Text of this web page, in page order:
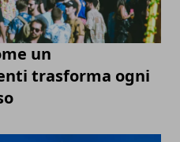
un
trasforma ogni